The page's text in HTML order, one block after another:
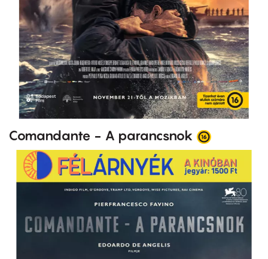
Comandante - A parancsnok